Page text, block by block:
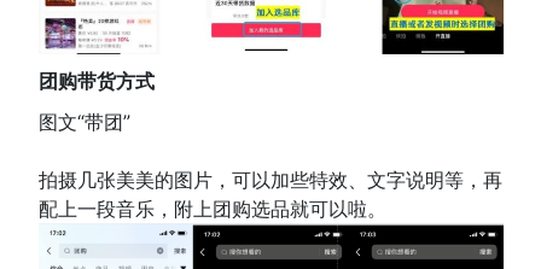
团购带货方式
图文“带团”
拍摄几张美美的图片，可以加些特效、文字说明等，再
配上一段音乐，附上团购选品就可以啦。